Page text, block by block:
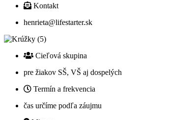
Kontakt
henrieta@lifestarter.sk
Cieľová skupina
pre žiakov SŠ, VŠ aj dospelých
Termín a frekvencia
čas určíme podľa záujmu